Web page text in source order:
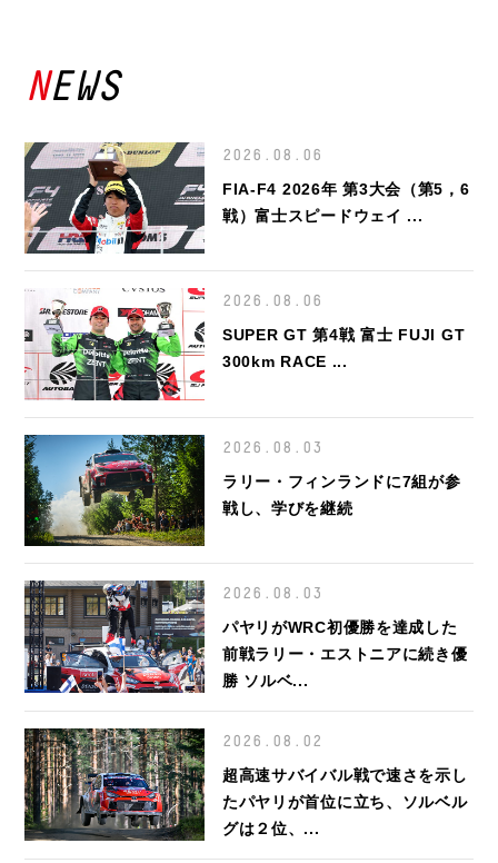
NEWS
2026.08.06
FIA-F4 2026年 第3大会（第5，6
戦）富士スピードウェイ ...
2026.08.06
SUPER GT 第4戦 富士 FUJI GT
300km RACE ...
2026.08.03
ラリー・フィンランドに7組が参
戦し、学びを継続
2026.08.03
パヤリがWRC初優勝を達成した
前戦ラリー・エストニアに続き優
勝 ソルベ...
2026.08.02
超高速サバイバル戦で速さを示し
たパヤリが首位に立ち、ソルベル
グは２位、...